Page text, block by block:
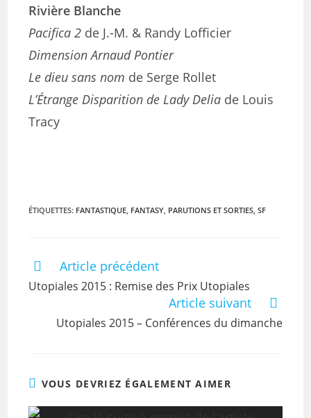
Rivière Blanche
Pacifica 2 de J.-M. & Randy Lofficier
Dimension Arnaud Pontier
Le dieu sans nom de Serge Rollet
L’Étrange Disparition de Lady Delia de Louis
Tracy
ÉTIQUETTES: FANTASTIQUE, FANTASY, PARUTIONS ET SORTIES, SF
Article précédent
Utopiales 2015 : Remise des Prix Utopiales
Article suivant
Utopiales 2015 – Conférences du dimanche
VOUS DEVRIEZ ÉGALEMENT AIMER